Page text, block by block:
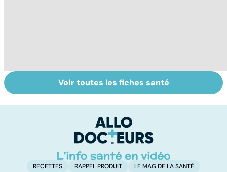
HPV : tout savoir
sur les
Quand la maladie
entraîne la chute
Voir toutes les fiches santé
RECETTES RAPPEL PRODUIT LE MAG DE LA SANTÉ